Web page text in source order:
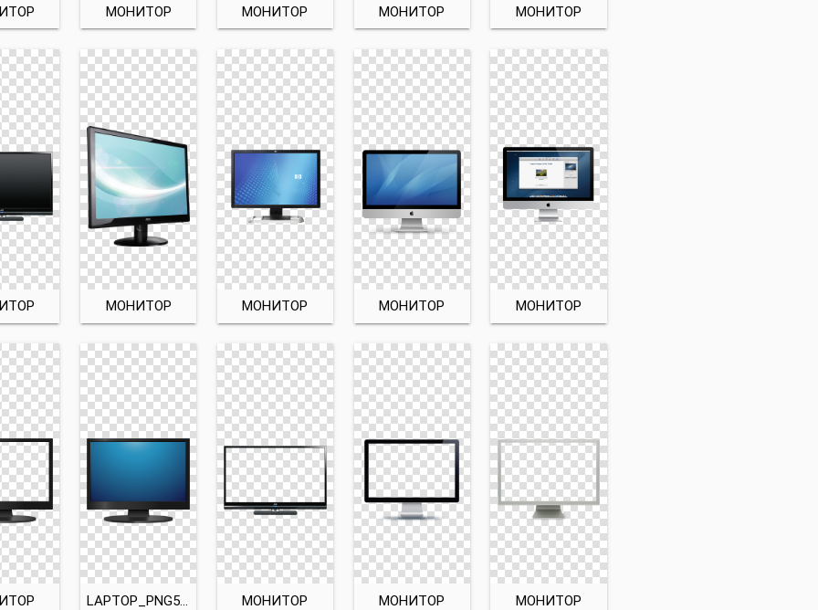
МОНИТОР МОНИТОР МОНИТОР МОНИТОР
МОНИТОР МОНИТОР МОНИТОР МОНИТОР
МОНИТОР МОНИТОР МОНИТОР